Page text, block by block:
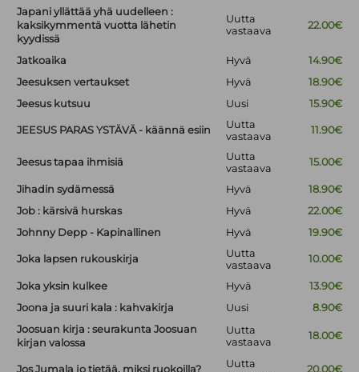
Japani yllättää yhä uudelleen :
kaksikymmentä vuotta lähetin
kyydissä
Uutta
vastaava
22.00€
Jatkoaika Hyvä
14.90€
Jeesuksen vertaukset
Hyvä
18.90€
Jeesus kutsuu
Uusi 15.90€
JEESUS PARAS YSTÄVÄ - käännä esiin
Uutta
vastaava
11.90€
Jeesus tapaa ihmisiä
Uutta
vastaava
15.00€
Jihadin sydämessä Hyvä
18.90€
Job : kärsivä hurskas
Hyvä
22.00€
Johnny Depp - Kapinallinen
Hyvä 19.90€
Joka lapsen rukouskirja
Uutta
vastaava
10.00€
Joka yksin kulkee Hyvä
13.90€
Joona ja suuri kala : kahvakirja
Uusi
8.90€
Joosuan kirja : seurakunta Joosuan
kirjan valossa
Uutta
vastaava
18.00€
Jos Jumala jo tietää, miksi ruokoilla?
Uutta
20.00€